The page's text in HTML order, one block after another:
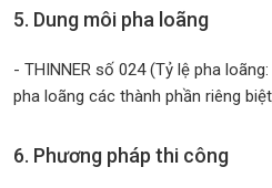
5. Dung môi pha loãng
- THINNER số 024 (Tỷ lệ pha
pha loãng các thành phần riêng
6. Phương pháp thi công